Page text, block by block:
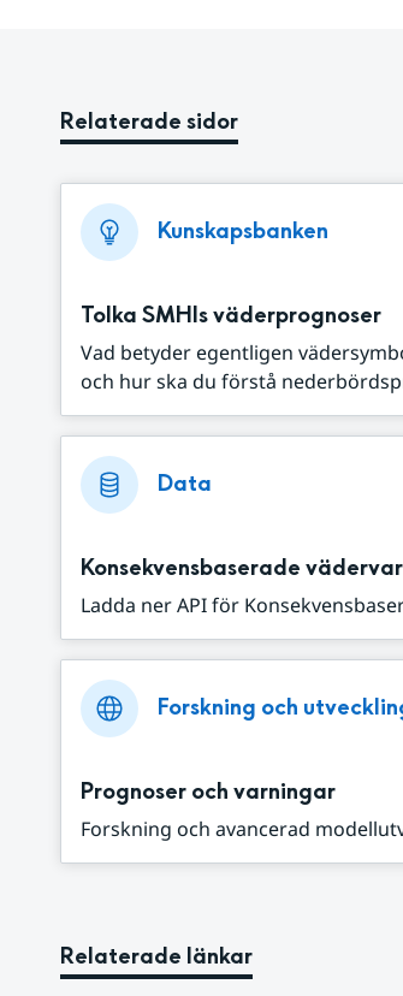
Relaterade sidor
Kunskapsbanken
Tolka SMHIs väderprognoser
Vad betyder egentligen
och hur ska du förstå
Data
Konsekvensbaserade
Ladda ner API för
Forskning och
Prognoser och varningar
Forskning och avancerad
Relaterade länkar